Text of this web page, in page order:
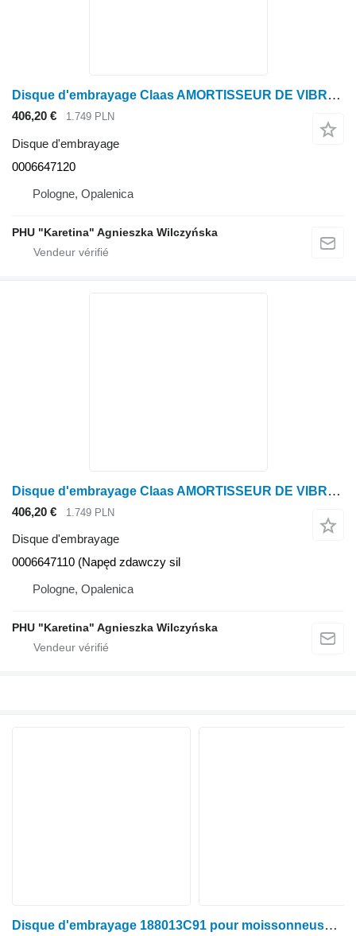
Disque d'embrayage Claas AMORTISSEUR DE VIBRATIONS DE TORSION Lexion 600 0006647120 (Entraînement de sortie du moteur) pour moissonneuse-batteuse Claas Lexion 600
406,20 € 1.749 PLN
Disque d'embrayage
0006647120
Pologne, Opalenica
PHU "Karetina" Agnieszka Wilczyńska
Disque d'embrayage Claas AMORTISSEUR DE VIBRATIONS DE TORSION Lexion 560 0006647110 (Entraînement de sortie du moteur) pour moissonneuse-batteuse Claas Lexion 560
406,20 € 1.749 PLN
Disque d'embrayage
0006647110 (Napęd zdawczy sil
Pologne, Opalenica
PHU "Karetina" Agnieszka Wilczyńska
Disque d'embrayage 188013C91 pour moissonneuse-batteuse Case 1620